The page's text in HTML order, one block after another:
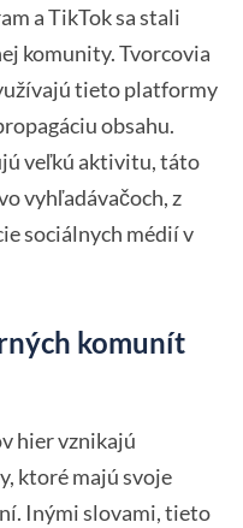
a TikTok sa stali
komunity. Tvorcovia
tieto platformy
obsahu.
veľkú aktivitu, táto
vyhľadávačoch, z
sociálnych médií v
komunít
hier vznikajú
ktoré majú svoje
Inými slovami, tieto